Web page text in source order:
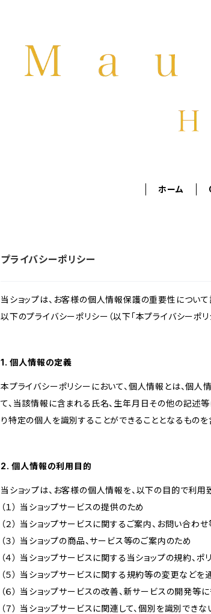
ホーム
プライバシーポリシー
当ショップは、お客様の個人情報保護の重要性について
以下のプライバシーポリシー（以下「本プライバシーポ
1. 個人情報の定義
本プライバシーポリシーにおいて、個人情報とは、個
て、当該情報に含まれる氏名、生年月日その他の記述
り特定の個人を識別することができることとなるものを
2. 個人情報の利用目的
当ショップは、お客様の個人情報を、以下の目的で利用
（１） 当ショップサービスの提供のため
（２） 当ショップサービスに関するご案内、お問い合わ
（３） 当ショップの商品、サービス等のご案内のため
（４） 当ショップサービスに関する当ショップの規約、
（５） 当ショップサービスに関する規約等の変更などを
（６） 当ショップサービスの改善、新サービスの開発等
（７） 当ショップサービスに関連して、個別を識別で